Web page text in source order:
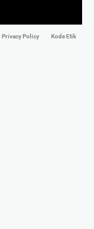
Privacy Policy Kode Etik